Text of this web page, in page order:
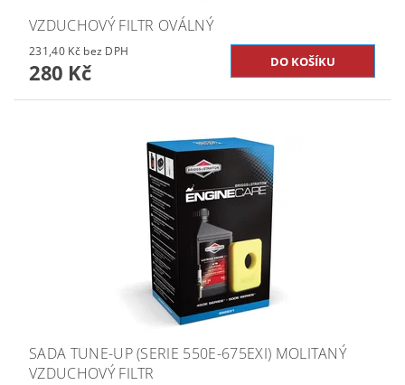
VZDUCHOVÝ FILTR OVÁLNÝ
231,40 Kč bez DPH
280 Kč
SADA TUNE-UP (SERIE 550E-675EXI) MOLITANÝ
VZDUCHOVÝ FILTR